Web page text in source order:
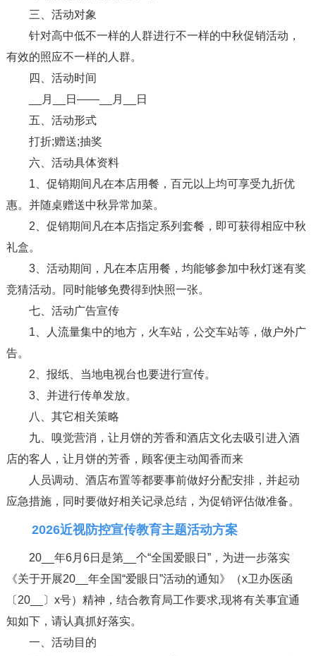
三、活动对象
针对高中低不一样的人群进行不一样的中秋促销活动，
有效的照应不一样的人群。
四、活动时间
__月__日——__月__日
五、活动形式
打折;赠送;抽奖
六、活动具体资料
1、促销期间凡在本店用餐，百元以上均可享受九折优
惠。并随桌赠送中秋异常加菜。
2、促销期间凡在本店指定系列套餐，即可获得相应中秋
礼盒。
3、活动期间，凡在本店用餐，均能够参加中秋灯迷有奖
竞猜活动。同时能够免费得到快照一张。
七、活动广告宣传
1、人流量集中的地方，火车站，公交车站等，做户外广
告。
2、报纸、当地电视台也要进行宣传。
3、并进行传单发放。
八、其它相关策略
九、嗅觉营消，让月饼的芳香和酒店文化去吸引进入酒
店的客人，让月饼的芳香，顾客便主动闻香而来
人员调动、酒店布置等都要事前做好分配安排，并起动
应急措施，同时要做好相关记录总结，为促销评估做准备。
2026近视防控宣传教育主题活动方案
20__年6月6日是第__个“全国爱眼日”，为进一步落实
《关于开展20__年全国“爱眼日”活动的通知》（x卫办医函
〔20__〕x号）精神，结合教育局工作要求,现将有关事宜通
知如下，请认真抓好落实。
一、活动目的